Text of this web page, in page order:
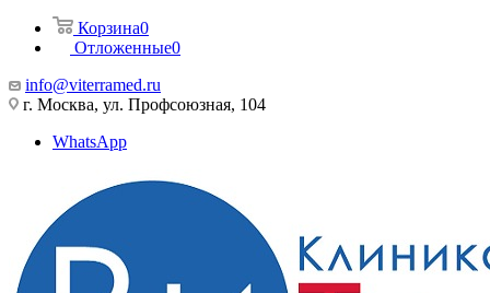
Корзина0
Отложенные0
info@viterramed.ru
г. Москва, ул. Профсоюзная, 104
WhatsApp